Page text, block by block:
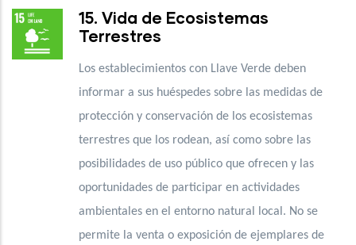
15. Vida de Ecosistemas
Terrestres
Los establecimientos con Llave Verde deben
informar a sus huéspedes sobre las medidas de
protección y conservación de los ecosistemas
terrestres que los rodean, así como sobre las
posibilidades de uso público que ofrecen y las
oportunidades de participar en actividades
ambientales en el entorno natural local. No se
permite la venta o exposición de ejemplares de